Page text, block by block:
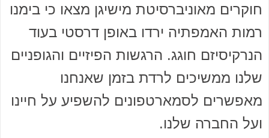
חוקרים מאוניברסיטת מישיגן מצאו כי בימנו
רמות האמפתיה ירדו באופן דרסטי בעוד
הנרקיסיזם חוגג. הרגשות הפיזיים והגופניים
שלנו ממשיכים לרדת בזמן שאנחנו
מאפשרים לסמארטפונים להשפיע על חיינו
ועל החברה שלנו.